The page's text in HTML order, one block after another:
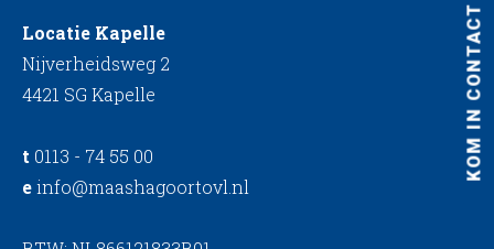
KOM IN CONTACT
Locatie Kapelle
Nijverheidsweg 2
4421 SG Kapelle
t 0113 - 74 55 00
einfo@maashagoortovl.nl